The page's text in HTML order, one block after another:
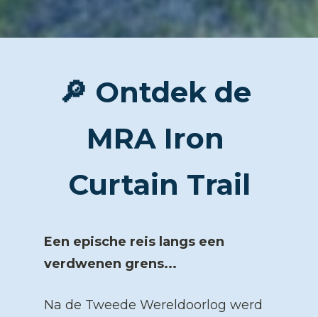
🔎 Ontdek de
MRA Iron
Curtain Trail
Een epische reis langs een
verdwenen grens...
Na de Tweede Wereldoorlog werd